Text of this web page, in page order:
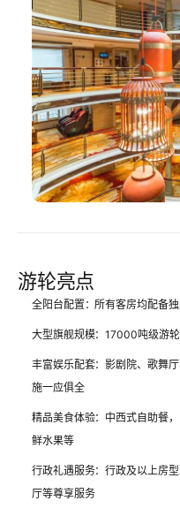
游轮亮点
全阳台配置 ：所有客房均配备
大型旗舰规模：17000吨级游
丰富娱乐配套：影剧院、歌舞
施一应俱全
精品美食体验：中西式自助餐
鲜水果等
行政礼遇服务：行政及以上房
厅等尊享服务